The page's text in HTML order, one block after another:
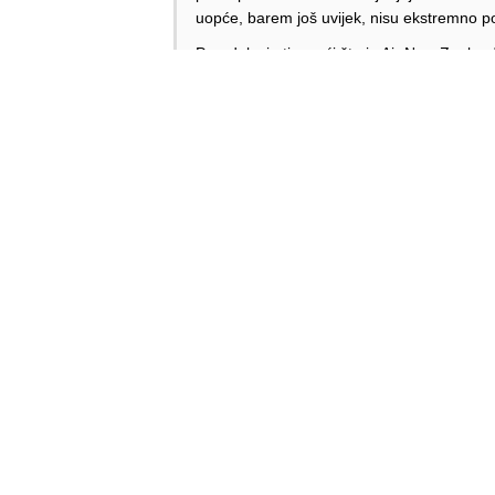
uopće, barem još uvijek, nisu ekstremno
Paradoks je tim veći što je Air New